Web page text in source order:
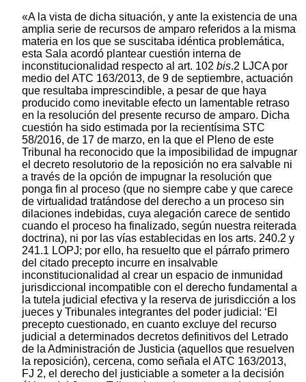
«A la vista de dicha situación, y ante la existencia de una
amplia serie de recursos de amparo referidos a la misma
materia en los que se suscitaba idéntica problemática,
esta Sala acordó plantear cuestión interna de
inconstitucionalidad respecto al art. 102 bis.2 LJCA por
medio del ATC 163/2013, de 9 de septiembre, actuación
que resultaba imprescindible, a pesar de que haya
producido como inevitable efecto un lamentable retraso
en la resolución del presente recurso de amparo. Dicha
cuestión ha sido estimada por la recientísima STC
58/2016, de 17 de marzo, en la que el Pleno de este
Tribunal ha reconocido que la imposibilidad de impugnar
el decreto resolutorio de la reposición no era salvable ni
a través de la opción de impugnar la resolución que
ponga fin al proceso (que no siempre cabe y que carece
de virtualidad tratándose del derecho a un proceso sin
dilaciones indebidas, cuya alegación carece de sentido
cuando el proceso ha finalizado, según nuestra reiterada
doctrina), ni por las vías establecidas en los arts. 240.2 y
241.1 LOPJ; por ello, ha resuelto que el párrafo primero
del citado precepto incurre en insalvable
inconstitucionalidad al crear un espacio de inmunidad
jurisdiccional incompatible con el derecho fundamental a
la tutela judicial efectiva y la reserva de jurisdicción a los
jueces y Tribunales integrantes del poder judicial: ‘El
precepto cuestionado, en cuanto excluye del recurso
judicial a determinados decretos definitivos del Letrado
de la Administración de Justicia (aquellos que resuelven
la reposición), cercena, como señala el ATC 163/2013,
FJ 2, el derecho del justiciable a someter a la decisión